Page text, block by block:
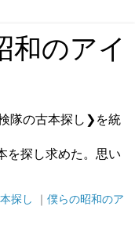
のアイ
隊の古本探し❯を統
を探し求めた。思い
探し ｜ 僕らの昭和のア